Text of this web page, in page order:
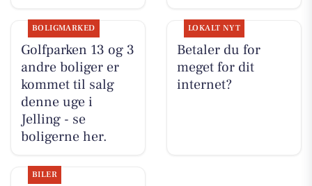
BOLIGMARKED
Golfparken 13 og 3
andre boliger er
kommet til salg
denne uge i
Jelling - se
boligerne her.
LOKALT NYT
Betaler du for
meget for dit
internet?
BILER